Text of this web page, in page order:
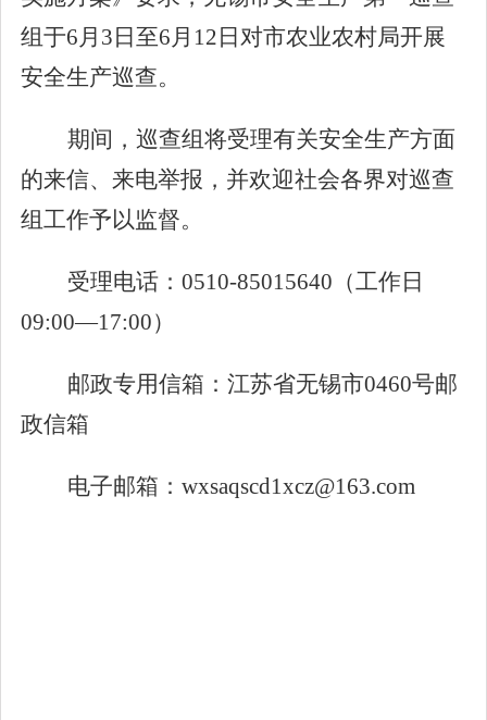
组于6月 3 日至6月 12 日对市农业农村局开展
安全生产巡查。
期间，巡查组将受理有关安全生产方面
的来信、来电举报，并欢迎社会各界对巡查
组工作予以监督。
受理电话： 0510-85015640 （工作日
09:00—17:00）
邮政专用信箱：江苏省无锡市0460号邮
政信箱
电子邮箱： wxsaqscd1xcz@163.com